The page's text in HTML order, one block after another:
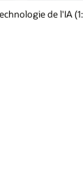
de l'IA